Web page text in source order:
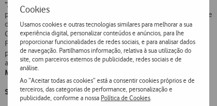
Cookies
Usamos cookies e outras tecnologias similares para melhorar a sua
experiência digital, personalizar conteúdos e anúncios, para lhe
proporcionar funcionalidades de redes sociais, e para analisar dados
de navegação. Partilhamos informação, relativa à sua utilização do
site, com parceiros externos de publicidade, redes sociais e de
análise.
Ao “Aceitar todas as cookies” está a consentir cookies próprios e de
terceiros, das categorias de performance, personalização e
publicidade, conforme a nossa Política de Cookies
“A Mavenir tem estado a trabalhar com o Grupo Vodafone em vários
projetos e estamos muito satisfeitos por fazer agora parte da sua rede
de última geração Converged Packet Core sob o programa Spring 3
Cosmos – estamos ansiosos por transformar a rede da Vodafone
Portugal numa operação dinâmica, ágil, totalmente automatizada
para uma operação simplificada e uma plataforma cloud-native,”
acrescentaStefano Cantarelli, Chief Marketing Officer da
Mavenir.
Sobre a Mavenir: